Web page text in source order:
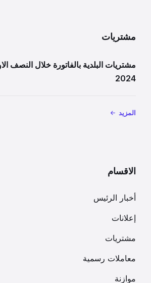
مشتريات
مشتريات البلدية بالفاتورة خلال النصف
2024
المزيد
الاقسام
أخبار الرئيس
إعلانات
مشتريات
معاملات رسمية
موازنة